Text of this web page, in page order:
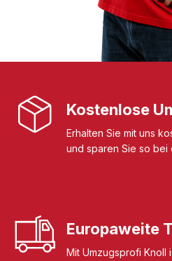
Kostenlose
Erhalten Sie mit uns
und sparen Sie so bei
Europaweite
Mit Umzugsprofi Knoll